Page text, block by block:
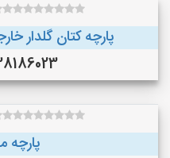
پارچه کتان گلدار
پارچه